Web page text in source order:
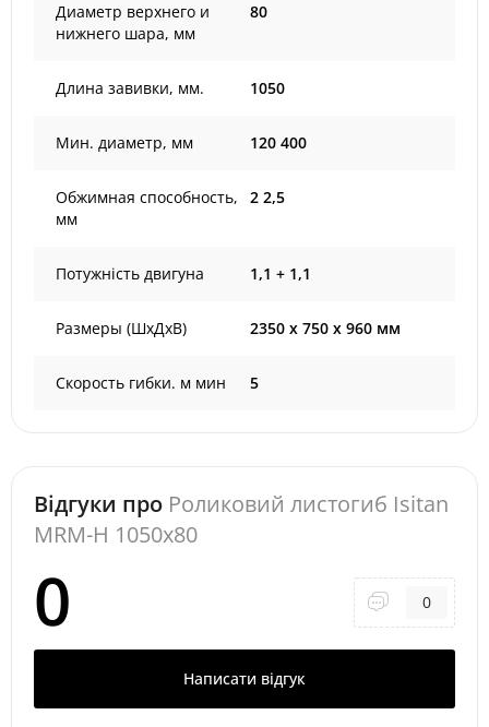
Диаметр верхнего и
нижнего шара, мм
80
Длина завивки, мм. 1050
Мин. диаметр, мм 120 400
Обжимная способность,
мм
2 2,5
Потужність двигуна 1,1 + 1,1
Размеры (ШxДxВ) 2350 х 750 х 960 мм
Скорость гибки. м мин 5
Відгуки про Роликовий листогиб Isitan
MRM-H 1050x80
0 0
Написати відгук